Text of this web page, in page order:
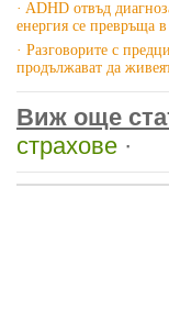
· ADHD отвъд
енергия се превръща
· Разговорите с
продължават да
Виж още
страхове ·